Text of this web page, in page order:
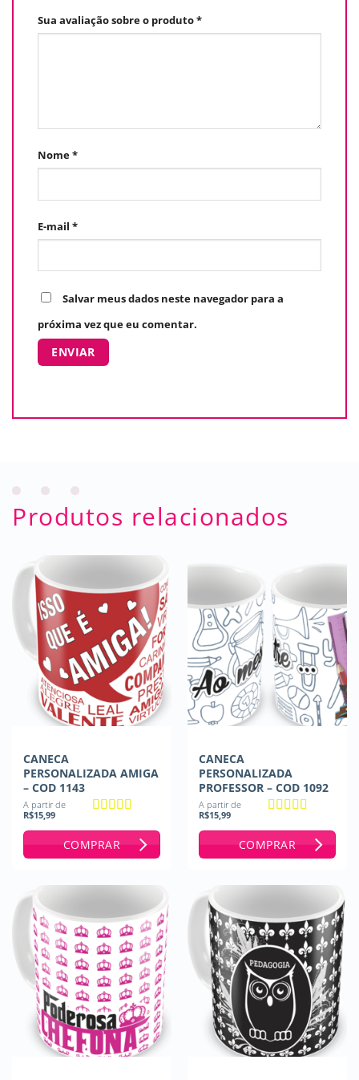
Sua avaliação sobre o produto*
Nome*
E-mail *
Salvar meus dados neste navegador para a
próxima vez que eu comentar.
Produtos relacionados
CANECA
PERSONALIZADA AMIGA
– COD 1143
A partir de
R$15,99
COMPRAR
CANECA
PERSONALIZADA
PROFESSOR – COD 1092
A partir de
R$15,99
COMPRAR